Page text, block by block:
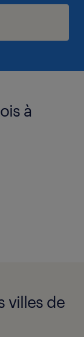
à
villes de